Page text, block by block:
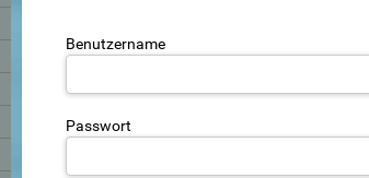
Benutzername
Passwort